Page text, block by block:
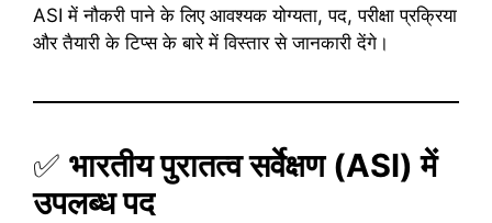
ASI में नौकरी पाने के लिए आवश्यक योग्यता, पद, परीक्षा प्रक्रिया
और तैयारी के टिप्स के बारे में विस्तार से जानकारी देंगे।
✅ भारतीय पुरातत्व सर्वेक्षण (ASI) में
उपलब्ध पद